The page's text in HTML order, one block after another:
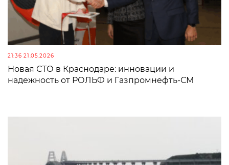
21:36 21.05.2026
Новая СТО в Краснодаре: инновации и
надежность от РОЛЬФ и Газпромнефть-СМ